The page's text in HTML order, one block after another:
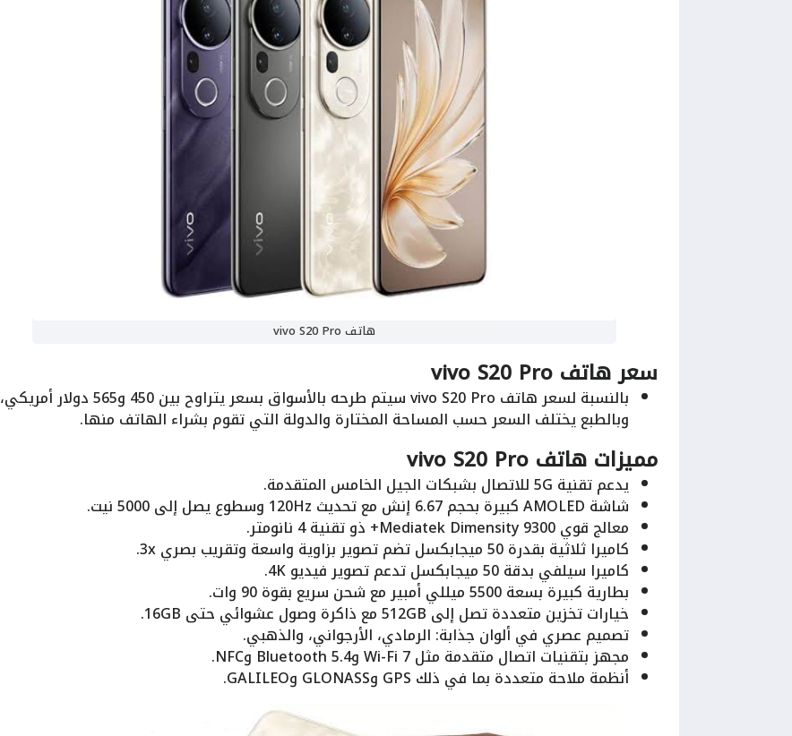
هاتف vivo S20 Pro
سعر هاتف vivo S20 Pro
بالنسبة لسعر هاتف vivo S20 Pro سيتم طرحه بالأسواق بسعر يتراوح بين 450 و565 دولار أمريكي،
وبالطبع يختلف السعر حسب المساحة المختارة والدولة التي تقوم بشراء الهاتف منها.
مميزات هاتف vivo S20 Pro
يدعم تقنية 5G للاتصال بشبكات الجيل الخامس المتقدمة.
شاشة AMOLED كبيرة بحجم 6.67 إنش مع تحديث 120Hz وسطوع يصل إلى 5000 نيت.
معالج قوي Mediatek Dimensity 9300+ ذو تقنية 4 نانومتر.
كاميرا ثلاثية بقدرة 50 ميجابكسل تضم تصوير بزاوية واسعة وتقريب بصري 3x.
كاميرا سيلفي بدقة 50 ميجابكسل تدعم تصوير فيديو 4K.
بطارية كبيرة بسعة 5500 ميللي أمبير مع شحن سريع بقوة 90 وات.
خيارات تخزين متعددة تصل إلى 512GB مع ذاكرة وصول عشوائي حتى 16GB.
تصميم عصري في ألوان جذابة: الرمادي، الأرجواني، والذهبي.
مجهز بتقنيات اتصال متقدمة مثل Wi-Fi 7 وBluetooth 5.4 وNFC.
أنظمة ملاحة متعددة بما في ذلك GPS وGLONASS وGALILEO.